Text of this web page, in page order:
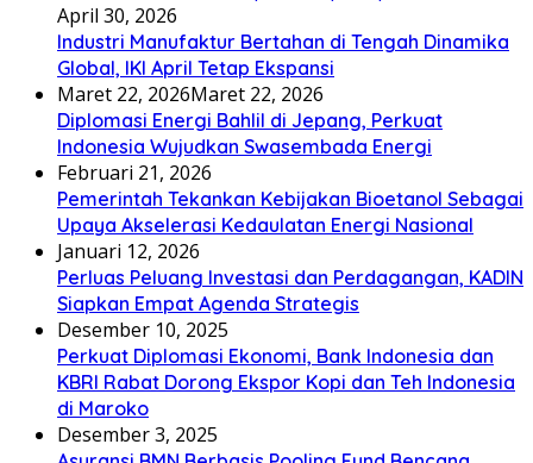
April 30, 2026
Industri Manufaktur Bertahan di Tengah Dinamika
Global, IKI April Tetap Ekspansi
Maret 22, 2026Maret 22, 2026
Diplomasi Energi Bahlil di Jepang, Perkuat
Indonesia Wujudkan Swasembada Energi
Februari 21, 2026
Pemerintah Tekankan Kebijakan Bioetanol Sebagai
Upaya Akselerasi Kedaulatan Energi Nasional
Januari 12, 2026
Perluas Peluang Investasi dan Perdagangan, KADIN
Siapkan Empat Agenda Strategis
Desember 10, 2025
Perkuat Diplomasi Ekonomi, Bank Indonesia dan
KBRI Rabat Dorong Ekspor Kopi dan Teh Indonesia
di Maroko
Desember 3, 2025